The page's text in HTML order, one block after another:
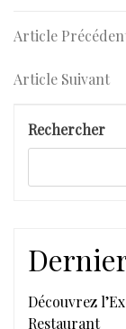
de
Article
Article
Article
Article Suivant
Rechercher
Découvrez
Restaurant